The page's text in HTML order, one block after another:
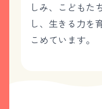
しみ、こどもた
し、生きる力を
こめています。